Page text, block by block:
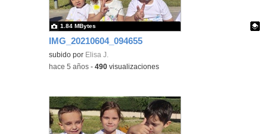
IMG_20210604_094655
Contenido educativo.
subido por Elisa J.
1.84 MBytes
-hace 5 años -490 visualizaciones